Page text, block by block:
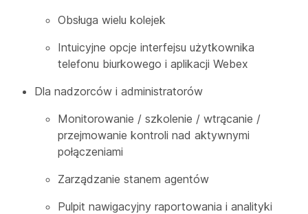
Obsługa wielu kolejek
Intuicyjne opcje interfejsu użytkownika
telefonu biurkowego i aplikacji Webex
Dla nadzorców i administratorów
Monitorowanie / szkolenie / wtrącanie /
przejmowanie kontroli nad aktywnymi
połączeniami
Zarządzanie stanem agentów
Pulpit nawigacyjny raportowania i analityki